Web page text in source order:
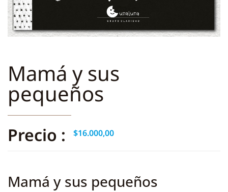
Mamá y sus
pequeños
Precio : $16.000,00
Mamá y sus pequeños